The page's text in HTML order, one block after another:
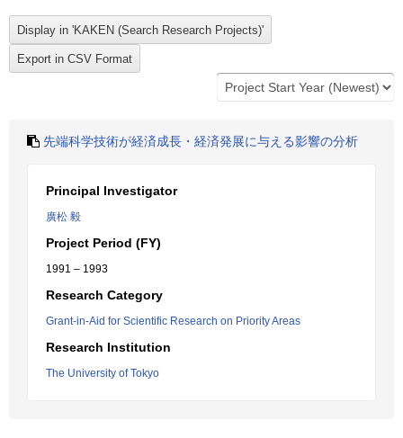
先端科学技術が経済成長・経済発展に与える影響の分析
Principal Investigator
廣松 毅
Project Period (FY)
1991 – 1993
Research Category
Grant-in-Aid for Scientific Research on Priority Areas
Research Institution
The University of Tokyo